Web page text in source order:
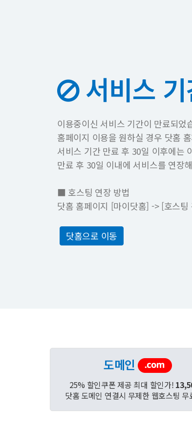
서비스 기
이용중이신 서비스 기간이 만료되었
홈페이지 이용을 원하실 경우 닷홈
서비스 기간 만료 후 30일 이후에는
만료 후 30일 이내에 서비스를 연장
■ 호스팅 연장 방법
닷홈 홈페이지 [마이닷홈] -> [호스
닷홈으로 이동
도메인
25% 할인쿠폰 제공 최대 할인가!
닷홈 도메인 연결시 무제한 웹호스팅 무